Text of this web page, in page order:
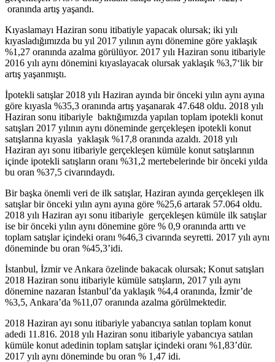
oranında artış yaşandı.
Kıyaslamayı Haziran sonu itibatiyle yapacak olursak; iki yılı
kıyasladığımızda bu yıl 2017 yılının aynı dönemine göre yaklaşık
%1,27 oranında azalma görülüyor. 2017 yılı Haziran sonu itibariyle
2016 yılı aynı dönemini kıyaslayacak olursak yaklaşık %3,7‘lik bir
artış yaşanmıştı.
İpotekli satışlar 2018 yılı Haziran ayında bir önceki yılın aynı ayına
göre kıyasla %35,3 oranında artış yaşanarak 47.648 oldu. 2018 yılı
Haziran sonu itibariyle baktığımızda yapılan toplam ipotekli konut
satışları 2017 yılının aynı döneminde gerçekleşen ipotekli konut
satışlarına kıyasla yaklaşık %17,8 oranında azaldı. 2018 yılı
Haziran ayı sonu itibariyle gerçekleşen kümüle konut satışlarının
içinde ipotekli satışların oranı %31,2 mertebelerinde bir önceki yılda
bu oran %37,5 civarındaydı.
Bir başka önemli veri de ilk satışlar, Haziran ayında gerçekleşen ilk
satışlar bir önceki yılın aynı ayına göre %25,6 artarak 57.064 oldu.
2018 yılı Haziran ayı sonu itibariyle gerçekleşen kümüle ilk satışlar
ise bir önceki yılın aynı dönemine göre % 0,9 oranında arttı ve
toplam satışlar içindeki oranı %46,3 civarında seyretti. 2017 yılı aynı
döneminde bu oran %45,3’idi.
İstanbul, İzmir ve Ankara özelinde bakacak olursak; Konut satışları
2018 Haziran sonu itibariyle kümüle satışların, 2017 yılı aynı
dönemine nazaran İstanbul’da yaklaşık %4,4 oranında, İzmir’de
%3,5, Ankara’da %11,07 oranında azalma görülmektedir.
2018 Haziran ayı sonu itibariyle yabancıya satılan toplam konut
adedi 11.816. 2018 yılı Haziran sonu itibariyle yabancıya satılan
kümüle konut adedinin toplam satışlar içindeki oranı %1,83’dür.
2017 yılı aynı döneminde bu oran % 1,47 idi.